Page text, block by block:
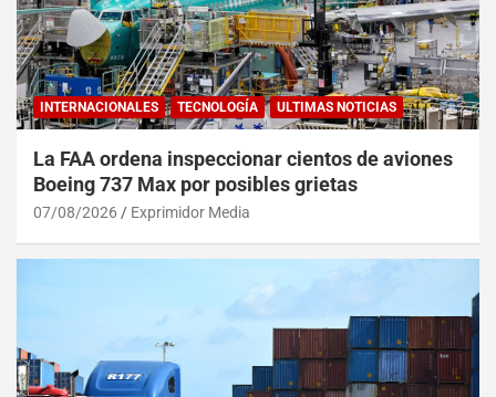
INTERNACIONALES TECNOLOGÍA ULTIMAS NOTICIAS
La FAA ordena inspeccionar cientos de aviones
Boeing 737 Max por posibles grietas
07/08/2026 Exprimidor Media